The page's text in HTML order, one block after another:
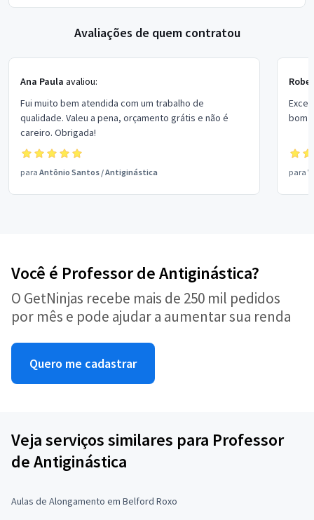
Avaliações de quem contratou
Ana Paula avaliou:
Fui muito bem atendida com um trabalho de
qualidade. Valeu a pena, orçamento grátis e não é
careiro. Obrigada!
para Antônio Santos /Antiginástica
bom
para
Você é Professor de Antiginástica?
O GetNinjas recebe mais de 250 mil pedidos
por mês e pode ajudar a aumentar sua renda
Quero me cadastrar
Veja serviços similares para Professor
de Antiginástica
Aulas de Alongamento em Belford Roxo